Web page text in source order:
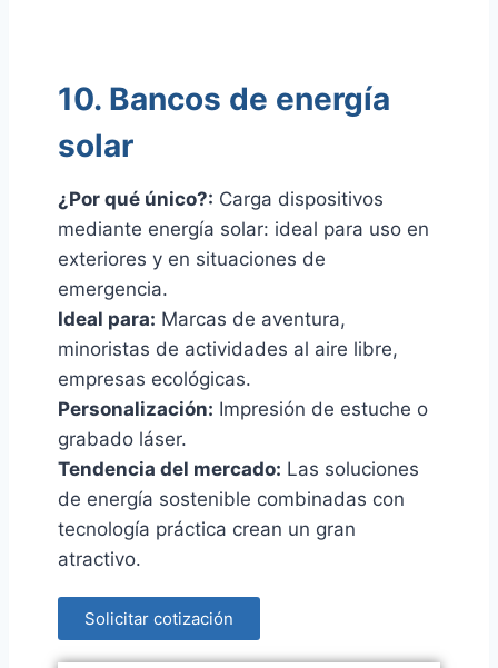
10. Bancos de energía
solar
¿Por qué único?: Carga dispositivos
mediante energía solar: ideal para uso en
exteriores y en situaciones de
emergencia.
Ideal para: Marcas de aventura,
minoristas de actividades al aire libre,
empresas ecológicas.
Personalización: Impresión de estuche o
grabado láser.
Tendencia del mercado: Las soluciones
de energía sostenible combinadas con
tecnología práctica crean un gran
atractivo.
Solicitar cotización